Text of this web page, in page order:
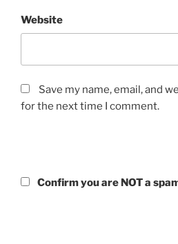
Website
Save my name, email, and
for the next time I comment.
Confirm you are NOT a